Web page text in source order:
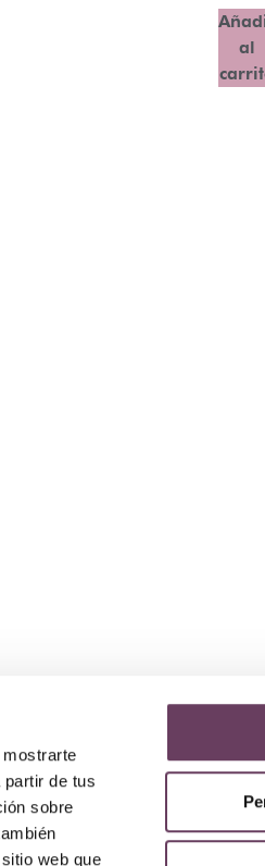
de tus
sobre
web que
al
Aviso legal
Política de privacidad
Política de cookies
Política de devoluciones y
FAQs